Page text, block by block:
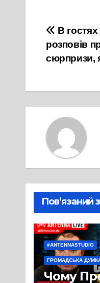
В
розповів
сюрпризи,
Пов’язаний
#ANTENNASTUDIO
ГРОМАДСЬКА
Чому